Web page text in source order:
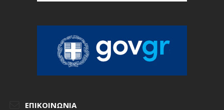
ΕΠΙΚΟΙΝΩΝΊΑ